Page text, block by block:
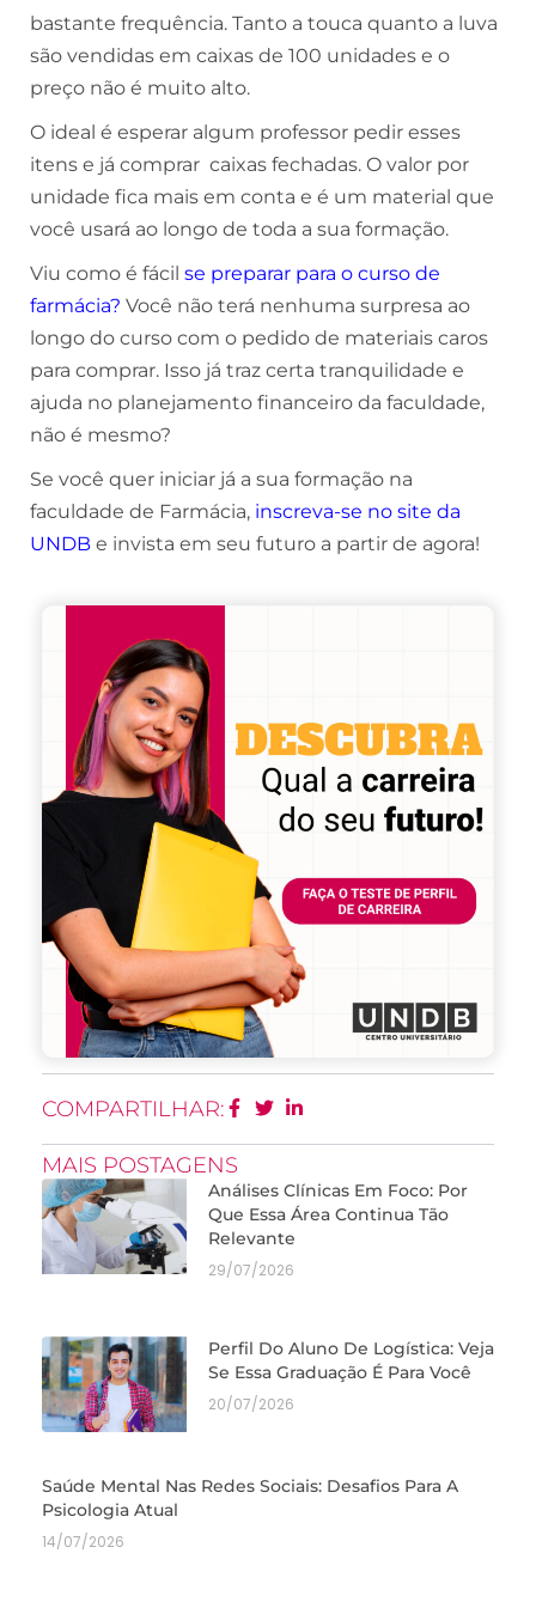
bastante frequência. Tanto a touca quanto a luva
são vendidas em caixas de 100 unidades e o
preço não é muito alto.
O ideal é esperar algum professor pedir esses
itens e já comprar caixas fechadas. O valor por
unidade fica mais em conta e é um material que
você usará ao longo de toda a sua formação.
Viu como é fácil se preparar para o curso de
farmácia? Você não terá nenhuma surpresa ao
longo do curso com o pedido de materiais caros
para comprar. Isso já traz certa tranquilidade e
ajuda no planejamento financeiro da faculdade,
não é mesmo?
Se você quer iniciar já a sua formação na
faculdade de Farmácia, inscreva-se no site da
UNDB e invista em seu futuro a partir de agora!
COMPARTILHAR:
MAIS POSTAGENS
Análises Clínicas Em Foco: Por
Que Essa Área Continua Tão
Relevante
29/07/2026
Perfil Do Aluno De Logística: Veja
Se Essa Graduação É Para Você
20/07/2026
Saúde Mental Nas Redes Sociais: Desafios Para A
Psicologia Atual
14/07/2026